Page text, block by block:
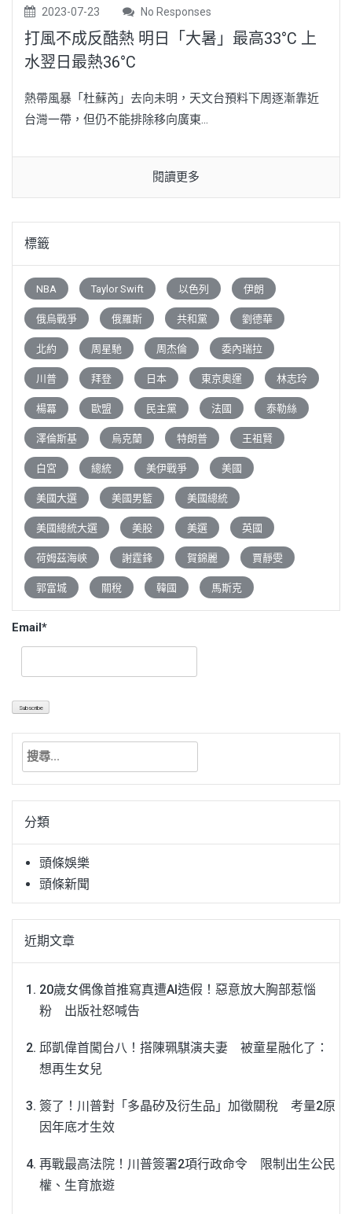
2023-07-23 No Responses
打風不成反酷熱 明日「大暑」最高33°C 上
水翌日最熱36°C
熱帶風暴「杜蘇芮」去向未明，天文台預料下周逐漸靠近
台灣一帶，但仍不能排除移向廣東...
閱讀更多
標籤
NBA Taylor Swift 以色列 伊朗
俄烏戰爭 俄羅斯 共和黨 劉德華
北約 周星馳 周杰倫 委內瑞拉
川普 拜登 日本 東京奧運 林志玲
楊冪 歐盟 民主黨 法國 泰勒絲
澤倫斯基 烏克蘭 特朗普 王祖賢
白宮 總統 美伊戰爭 美國
美國大選 美國男籃 美國總統
美國總統大選 美股 美選 英國
荷姆茲海峽 謝霆鋒 賀錦麗 賈靜雯
郭富城 關稅 韓國 馬斯克
Email*
搜
關
字:分類
頭條娛樂
頭條新聞
近期文章
20歲女偶像首推寫真遭AI造假！惡意放大胸部惹惱
粉 出版社怒喊告
邱凱偉首闖台八！搭陳珮騏演夫妻 被童星融化了：
想再生女兒
簽了！川普對「多晶矽及衍生品」加徵關稅 考量2原
因年底才生效
再戰最高法院！川普簽署2項行政命令 限制出生公民
權、生育旅遊